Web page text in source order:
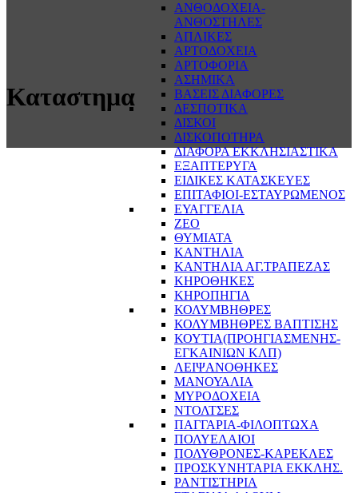
ΑΝΘΟΔΟΧΕΙΑ-
ΑΝΘΟΣΤΗΛΕΣ
ΑΠΛΙΚΕΣ
ΑΡΤΟΔΟΧΕΙΑ
ΑΡΤΟΦΟΡΙΑ
ΑΣΗΜΙΚΑ
ΒΑΣΕΙΣ ΔΙΑΦΟΡΕΣ
ΔΕΣΠΟΤΙΚΑ
ΔΙΣΚΟΙ
ΔΙΣΚΟΠΟΤΗΡΑ
ΔΙΑΦΟΡΑ ΕΚΚΛΗΣΙΑΣΤΙΚΑ
ΕΞΑΠΤΕΡΥΓΑ
ΕΙΔΙΚΕΣ ΚΑΤΑΣΚΕΥΕΣ
ΕΠΙΤΑΦΙΟΙ-ΕΣΤΑΥΡΩΜΕΝΟΣ
ΕΥΑΓΓΕΛΙΑ
ΖΕΟ
ΘΥΜΙΑΤΑ
ΚΑΝΤΗΛΙΑ
ΚΑΝΤΗΛΙΑ ΑΓ.ΤΡΑΠΕΖΑΣ
ΚΗΡΟΘΗΚΕΣ
ΚΗΡΟΠΗΓΙΑ
ΚΟΛΥΜΒΗΘΡΕΣ
ΚΟΛΥΜΒΗΘΡΕΣ ΒΑΠΤΙΣΗΣ
ΚΟΥΤΙΑ(ΠΡΟΗΓΙΑΣΜΕΝΗΣ-
ΕΓΚΑΙΝΙΩΝ ΚΛΠ)
ΛΕΙΨΑΝΟΘΗΚΕΣ
ΜΑΝΟΥΑΛΙΑ
ΜΥΡΟΔΟΧΕΙΑ
ΝΤΟΛΤΣΕΣ
ΠΑΓΓΑΡΙΑ-ΦΙΛΟΠΤΩΧΑ
ΠΟΛΥΕΛΑΙΟΙ
ΠΟΛΥΘΡΟΝΕΣ-ΚΑΡΕΚΛΕΣ
ΠΡΟΣΚΥΝΗΤΑΡΙΑ ΕΚΚΛΗΣ.
ΡΑΝΤΙΣΤΗΡΙΑ
Καταστημα